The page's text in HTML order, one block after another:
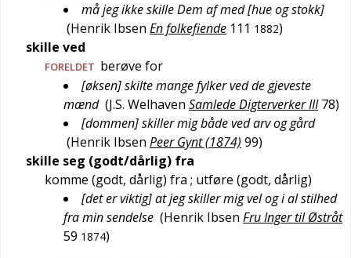
må jeg ikke skille Dem af med [hue og stokk]
(Henrik Ibsen En folkefiende 111 1882)
skille ved
FORELDET berøve for
[øksen] skilte mange fylker ved de gjeveste
mænd (J.S. Welhaven Samlede Digterverker III 78)
[dommen] skiller mig både ved arv og gård
(Henrik Ibsen Peer Gynt (1874) 99)
skille seg (godt/dårlig) fra
komme (godt, dårlig) fra ; utføre (godt, dårlig)
[det er viktig] at jeg skiller mig vel og i al stilhed
fra min sendelse (Henrik Ibsen Fru Inger til Østråt
59 1874)